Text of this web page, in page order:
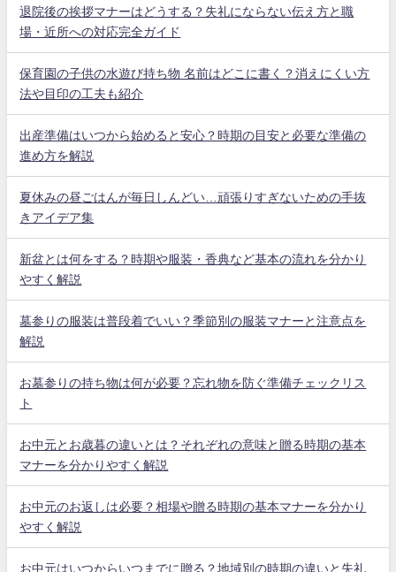
退院後の挨拶マナーはどうする？失礼にならない伝え方と職
場・近所への対応完全ガイド
保育園の子供の水遊び持ち物 名前はどこに書く？消えにくい方
法や目印の工夫も紹介
出産準備はいつから始めると安心？時期の目安と必要な準備の
進め方を解説
夏休みの昼ごはんが毎日しんどい…頑張りすぎないための手抜
きアイデア集
新盆とは何をする？時期や服装・香典など基本の流れを分かり
やすく解説
墓参りの服装は普段着でいい？季節別の服装マナーと注意点を
解説
お墓参りの持ち物は何が必要？忘れ物を防ぐ準備チェックリス
ト
お中元とお歳暮の違いとは？それぞれの意味と贈る時期の基本
マナーを分かりやすく解説
お中元のお返しは必要？相場や贈る時期の基本マナーを分かり
やすく解説
お中元はいつからいつまでに贈る？地域別の時期の違いと失礼